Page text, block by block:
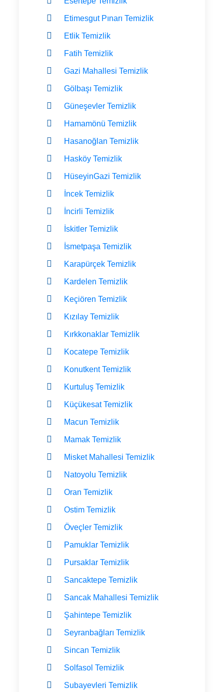
Etimesgut Pınarı Temizlik
Etlik Temizlik
Fatih Temizlik
Gazi Mahallesi Temizlik
Gölbaşı Temizlik
Güneşevler Temizlik
Hamamönü Temizlik
Hasanoğlan Temizlik
Hasköy Temizlik
HüseyinGazi Temizlik
İncek Temizlik
İncirli Temizlik
İskitler Temizlik
İsmetpaşa Temizlik
Karapürçek Temizlik
Kardelen Temizlik
Keçiören Temizlik
Kızılay Temizlik
Kırkkonaklar Temizlik
Kocatepe Temizlik
Konutkent Temizlik
Kurtuluş Temizlik
Küçükesat Temizlik
Macun Temizlik
Mamak Temizlik
Misket Mahallesi Temizlik
Natoyolu Temizlik
Oran Temizlik
Ostim Temizlik
Öveçler Temizlik
Pamuklar Temizlik
Pursaklar Temizlik
Sancaktepe Temizlik
Sancak Mahallesi Temizlik
Şahintepe Temizlik
Seyranbağları Temizlik
Sincan Temizlik
Solfasol Temizlik
Subayevleri Temizlik